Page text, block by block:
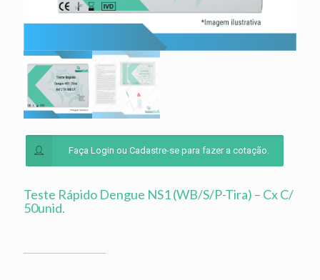
Faça Login ou Cadastre-se para fazer a cotação.
Teste Rápido Dengue NS1 (WB/S/P-Tira) – Cx C/
50unid.